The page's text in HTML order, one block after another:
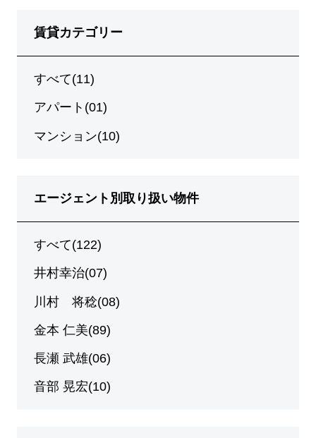
賃貸カテゴリー
すべて(11)
アパート(01)
マンション(10)
エージェント別取り扱い物件
すべて(122)
井村幸治(07)
川村 将稔(08)
金本 仁美(89)
長瀬 武雄(06)
音部 晃宏(10)